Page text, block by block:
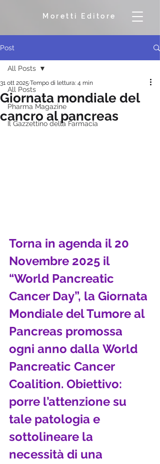
Moretti Editore
Post
All Posts
Pharma Magazine
Il Gazzettino della Farmacia
All Posts
Giornata mondiale del
cancro al pancreas
31 ott 2025 Tempo di lettura: 4 min
Torna in agenda il 20
Novembre 2025 il
“World Pancreatic
Cancer Day”, la Giornata
Mondiale del Tumore al
Pancreas promossa
ogni anno dalla World
Pancreatic Cancer
Coalition. Obiettivo:
porre l’attenzione su
tale patologia e
sottolineare la
necessità di una